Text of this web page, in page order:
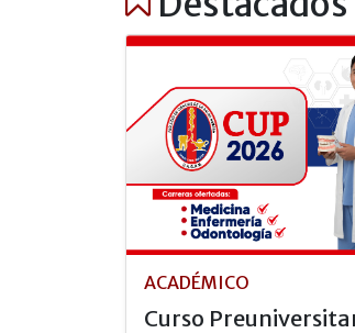
ACADÉMICO
Curso